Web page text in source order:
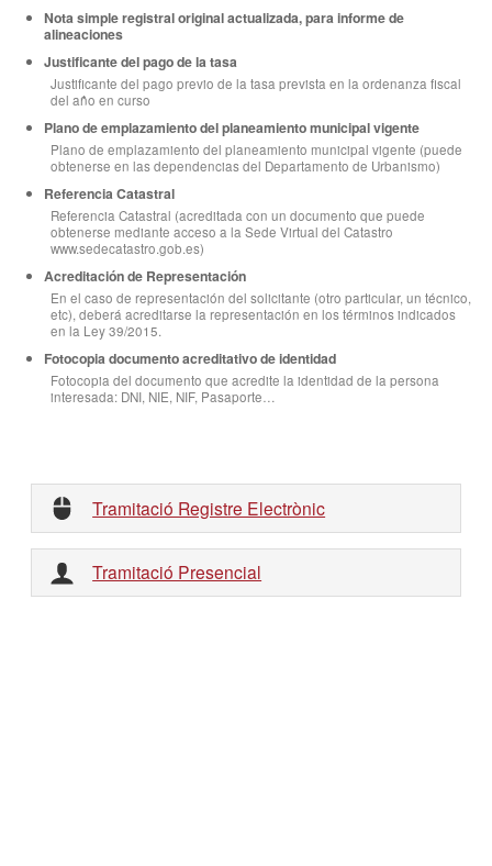
Nota simple registral original actualizada, para informe de
alineaciones
Justificante del pago de la tasa
Justificante del pago previo de la tasa prevista en la ordenanza fiscal
del año en curso
Plano de emplazamiento del planeamiento municipal vigente
Plano de emplazamiento del planeamiento municipal vigente (puede
obtenerse en las dependencias del Departamento de Urbanismo)
Referencia Catastral
Referencia Catastral (acreditada con un documento que puede
obtenerse mediante acceso a la Sede Virtual del Catastro
www.sedecatastro.gob.es)
Acreditación de Representación
En el caso de representación del solicitante (otro particular, un técnico,
etc), deberá acreditarse la representación en los términos indicados
en la Ley 39/2015.
Fotocopia documento acreditativo de identidad
Fotocopia del documento que acredite la identidad de la persona
interesada: DNI, NIE, NIF, Pasaporte…
Tramitació Registre Electrònic
Tramitació Presencial